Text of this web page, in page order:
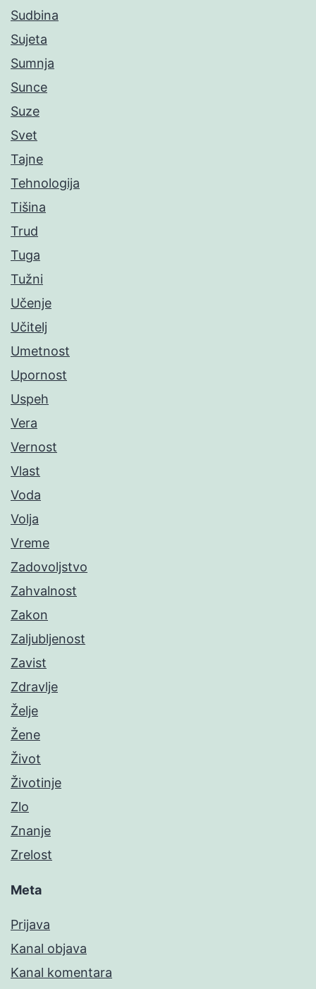
Sudbina
Sujeta
Sumnja
Sunce
Suze
Svet
Tajne
Tehnologija
Tišina
Trud
Tuga
Tužni
Učenje
Učitelj
Umetnost
Upornost
Uspeh
Vera
Vernost
Vlast
Voda
Volja
Vreme
Zadovoljstvo
Zahvalnost
Zakon
Zaljubljenost
Zavist
Zdravlje
Želje
Žene
Život
Životinje
Zlo
Znanje
Zrelost
Meta
Prijava
Kanal objava
Kanal komentara